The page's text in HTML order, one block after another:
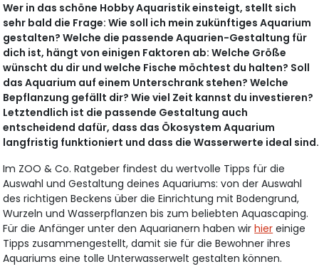
Wer in das schöne Hobby Aquaristik einsteigt, stellt sich
sehr bald die Frage: Wie soll ich mein zukünftiges Aquarium
gestalten? Welche die passende Aquarien-Gestaltung für
dich ist, hängt von einigen Faktoren ab: Welche Größe
wünscht du dir und welche Fische möchtest du halten? Soll
das Aquarium auf einem Unterschrank stehen? Welche
Bepflanzung gefällt dir? Wie viel Zeit kannst du investieren?
Letztendlich ist die passende Gestaltung auch
entscheidend dafür, dass das Ökosystem Aquarium
langfristig funktioniert und dass die Wasserwerte ideal sind.
Im ZOO & Co. Ratgeber findest du wertvolle Tipps für die
Auswahl und Gestaltung deines Aquariums: von der Auswahl
des richtigen Beckens über die Einrichtung mit Bodengrund,
Wurzeln und Wasserpflanzen bis zum beliebten Aquascaping.
Für die Anfänger unter den Aquarianern haben wirhier einige
Tipps zusammengestellt, damit sie für die Bewohner ihres
Aquariums eine tolle Unterwasserwelt gestalten können.